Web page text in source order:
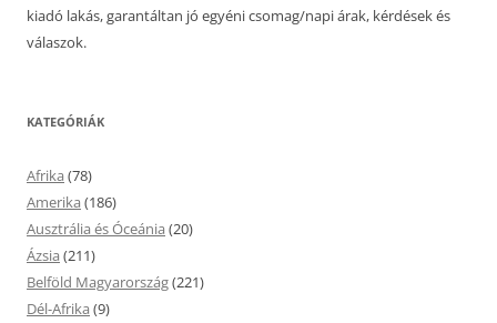
kiadó lakás, garantáltan jó egyéni csomag/napi árak, kérdések és
válaszok.
KATEGÓRIÁK
Afrika (78)
Amerika (186)
Ausztrália és Óceánia (20)
Ázsia (211)
Belföld Magyarország(221)
Dél-Afrika (9)